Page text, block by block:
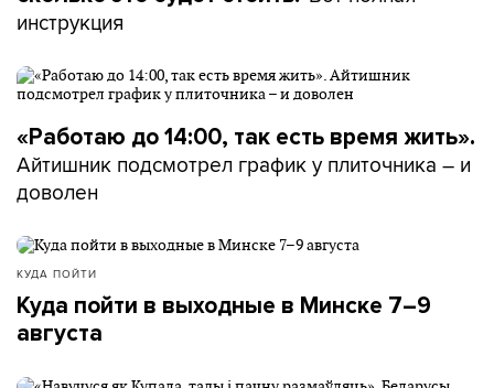
инструкция
«Работаю до 14:00, так есть время жить».
Айтишник подсмотрел график у плиточника – и
доволен
КУДА ПОЙТИ
Куда пойти в выходные в Минске 7–9
августа